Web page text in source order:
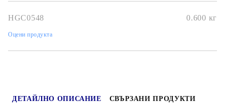
HGC0548 0.600 кг
Оцени продукта
ДЕТАЙЛНО ОПИСАНИЕ
СВЪРЗАНИ ПРОДУКТИ